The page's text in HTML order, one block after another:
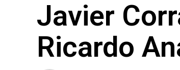
Javier
Ricardo